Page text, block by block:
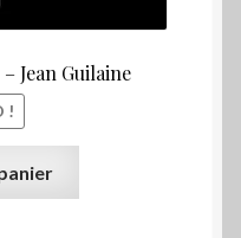
– Jean Guilaine
!